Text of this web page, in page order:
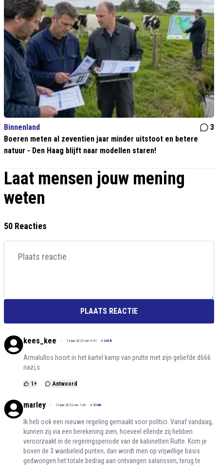
Binnenland
3
Boeren meten al zeventien jaar minder uitstoot en betere
natuur - Den Haag blijft naar modellen staren!
Laat mensen jouw mening
weten
50 Reacties
PLAATS REACTIE
kees_kee 13 juni 2023 om 9:51 + 2418
Armalullos hoort in het kartel kamp van prutte met zijn geliefde d666
nazi,s
1 + Antwoord
marley 13 juni 2023 om 7:46 + 2168
Ik heb ook een nieuwe regeling gemaakt voor politici. Vanaf vandaag,
kunnen zij via een berekening zien, hoeveel ellende zij hebben
veroorzaakt in de regeringsperiode van de kabinetten Rutte. Kom je
boven de 3 wanbeleid punten, dan wordt men op vrijwillige basis
gedwongen het totale bedrag aan ontvangen salarissen, terug te